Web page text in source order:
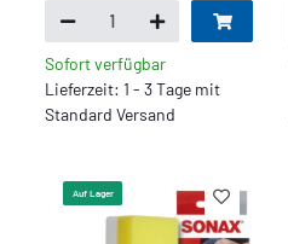
Sofort verfügbar
Lieferzeit: 1 - 3 Tage mit
Standard Versand
Auf Lager